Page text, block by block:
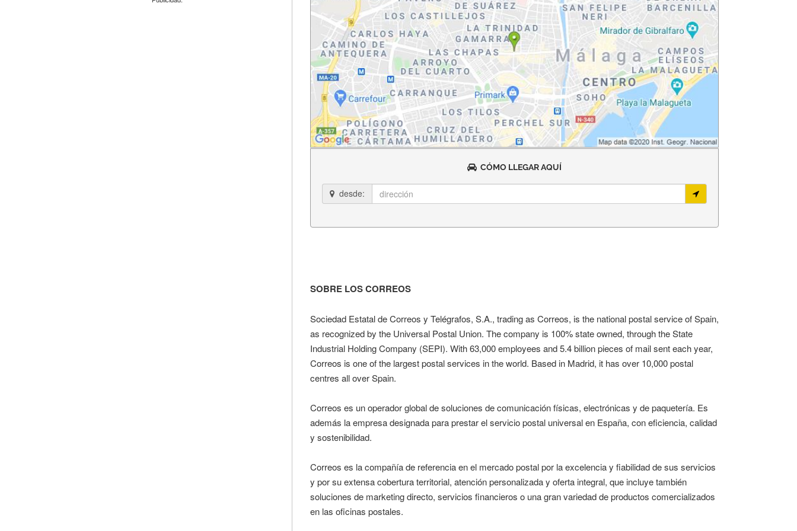
CÓMO LLEGAR AQUÍ
desde:
SOBRE LOS CORREOS
Sociedad Estatal de Correos y Telégrafos, S.A., trading as Correos, is the national postal service of Spain,
as recognized by the Universal Postal Union. The company is 100% state owned, through the State
Industrial Holding Company (SEPI). With 63,000 employees and 5.4 billion pieces of mail sent each year,
Correos is one of the largest postal services in the world. Based in Madrid, it has over 10,000 postal
centres all over Spain.
Correos es un operador global de soluciones de comunicación físicas, electrónicas y de paquetería. Es
además la empresa designada para prestar el servicio postal universal en España, con eficiencia, calidad
y sostenibilidad.
Correos es la compañía de referencia en el mercado postal por la excelencia y fiabilidad de sus servicios
y por su extensa cobertura territorial, atención personalizada y oferta integral, que incluye también
soluciones de marketing directo, servicios financieros o una gran variedad de productos comercializados
en las oficinas postales.